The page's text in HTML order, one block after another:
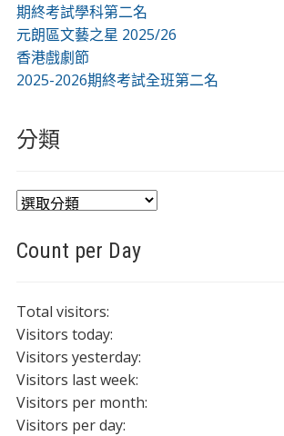
期終考試學科第二名
元朗區文藝之星 2025/26
香港戲劇節
2025-2026期終考試全班第二名
分類
分
Count per Day
Total visitors:
Visitors today:
Visitors yesterday:
Visitors last week:
Visitors per month:
Visitors per day: